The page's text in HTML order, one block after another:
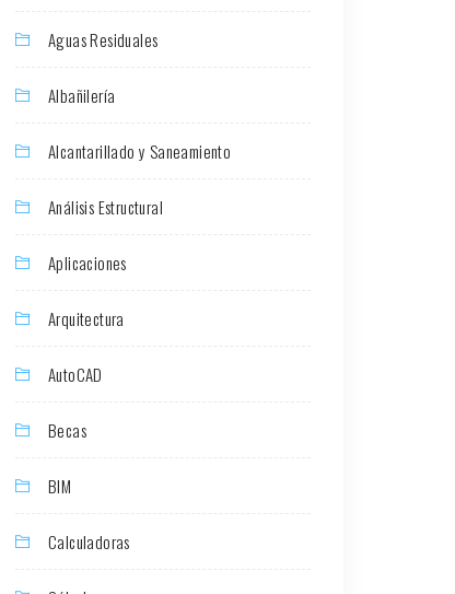
Aguas Residuales
Albañilería
Alcantarillado y Saneamiento
Análisis Estructural
Aplicaciones
Arquitectura
AutoCAD
Becas
BIM
Calculadoras